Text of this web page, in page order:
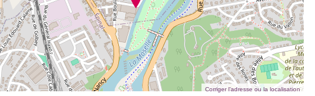
Corriger l’adresse ou la localisation